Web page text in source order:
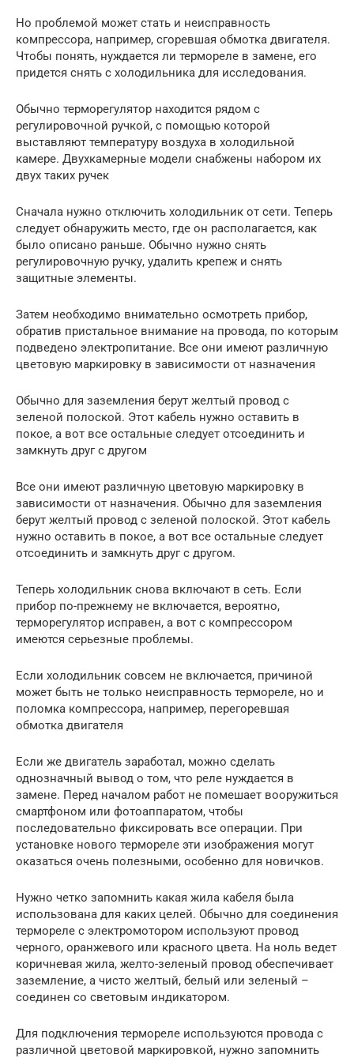
Но проблемой может стать и неисправность
компрессора, например, сгоревшая обмотка двигателя.
Чтобы понять, нуждается ли термореле в замене, его
придется снять с холодильника для исследования.
Обычно терморегулятор находится рядом с
регулировочной ручкой, с помощью которой
выставляют температуру воздуха в холодильной
камере. Двухкамерные модели снабжены набором их
двух таких ручек
Сначала нужно отключить холодильник от сети. Теперь
следует обнаружить место, где он располагается, как
было описано раньше. Обычно нужно снять
регулировочную ручку, удалить крепеж и снять
защитные элементы.
Затем необходимо внимательно осмотреть прибор,
обратив пристальное внимание на провода, по которым
подведено электропитание. Все они имеют различную
цветовую маркировку в зависимости от назначения
Обычно для заземления берут желтый провод с
зеленой полоской. Этот кабель нужно оставить в
покое, а вот все остальные следует отсоединить и
замкнуть друг с другом
Все они имеют различную цветовую маркировку в
зависимости от назначения. Обычно для заземления
берут желтый провод с зеленой полоской. Этот кабель
нужно оставить в покое, а вот все остальные следует
отсоединить и замкнуть друг с другом.
Теперь холодильник снова включают в сеть. Если
прибор по-прежнему не включается, вероятно,
терморегулятор исправен, а вот с компрессором
имеются серьезные проблемы.
Если холодильник совсем не включается, причиной
может быть не только неисправность термореле, но и
поломка компрессора, например, перегоревшая
обмотка двигателя
Если же двигатель заработал, можно сделать
однозначный вывод о том, что реле нуждается в
замене. Перед началом работ не помешает вооружиться
смартфоном или фотоаппаратом, чтобы
последовательно фиксировать все операции. При
установке нового термореле эти изображения могут
оказаться очень полезными, особенно для новичков.
Нужно четко запомнить какая жила кабеля была
использована для каких целей. Обычно для соединения
термореле с электромотором используют провод
черного, оранжевого или красного цвета. На ноль ведет
коричневая жила, желто-зеленый провод обеспечивает
заземление, а чисто желтый, белый или зеленый –
соединен со световым индикатором.
Для подключения термореле используются провода с
различной цветовой маркировкой, нужно запомнить